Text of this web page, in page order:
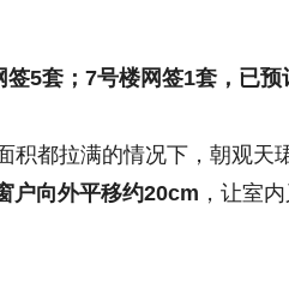
5套；7号楼网签1套，已预
积都拉满的情况下，朝观天
户向外平移约20cm ，让室